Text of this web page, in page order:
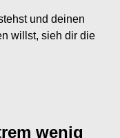
und deinen
willst, sieh dir die
wenig